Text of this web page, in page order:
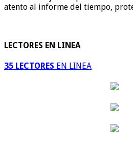
atento al informe del tiempo,
LECTORES EN LINEA
35 LECTORES EN LINEA